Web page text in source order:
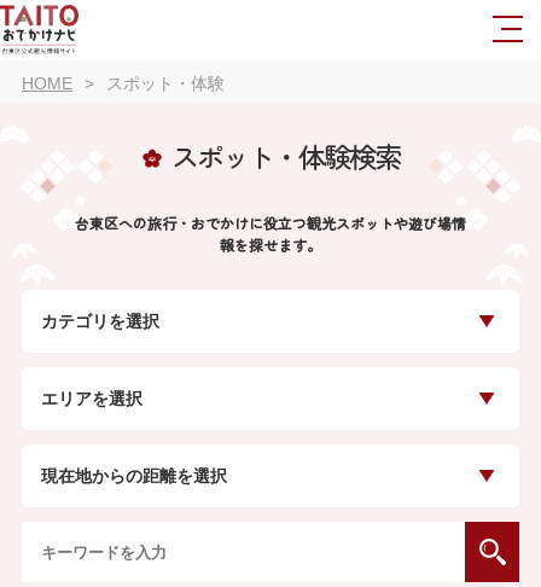
HOME スポット・体験
スポット・体験検索
台東区への旅行・おでかけに役立つ観光スポットや遊び場情
報を探せます。
カテゴリを選択
エリアを選択
現在地からの距離を選択